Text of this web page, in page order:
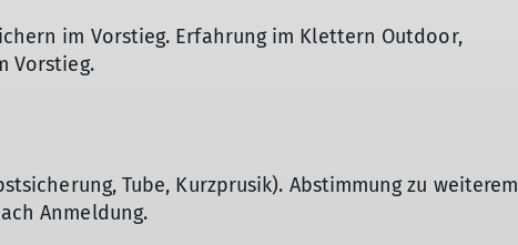
im Vorstieg. Erfahrung im Klettern Outdoor,
Vorstieg.
Tube, Kurzprusik). Abstimmung zu weiterem
Anmeldung.